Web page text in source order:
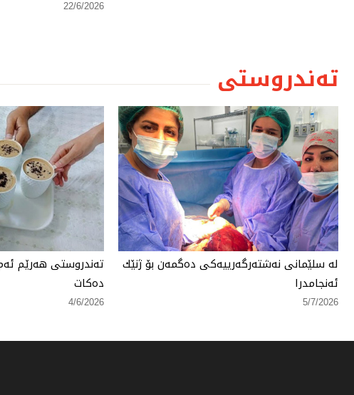
22/6/2026
تەندروستی
لە سلێمانی نەشتەرگەرییەكی دەگمەن بۆ ژنێك
ئەنجامدرا
5/7/2026
تەندروستی هەرێم
دەكات
4/6/2026